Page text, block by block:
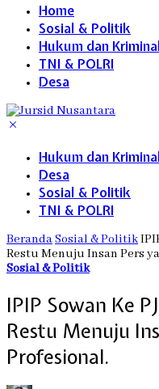
Home
Sosial & Politik
Hukum dan Kriminal
TNI & POLRI
Desa
Hukum dan Kriminal
Desa
Sosial & Politik
TNI & POLRI
BerandaSosial & Politik
Restu Menuju Insan Pers
Sosial & Politik
IPIP Sowan Ke
Restu Menuju
Profesional.